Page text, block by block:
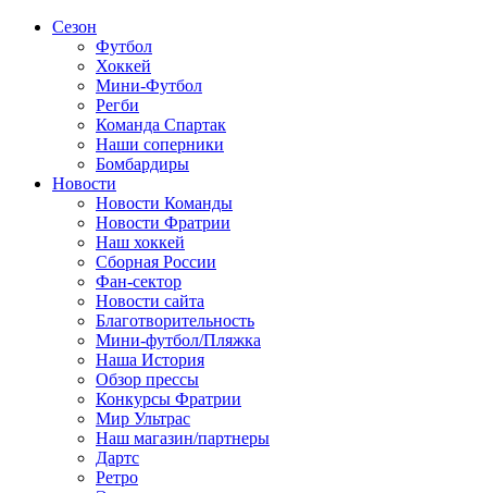
Сезон
Футбол
Хоккей
Мини-Футбол
Регби
Команда Спартак
Наши соперники
Бомбардиры
Новости
Новости Команды
Новости Фратрии
Наш хоккей
Сборная России
Фан-cектор
Новости сайта
Благотворительность
Мини-футбол/Пляжка
Наша История
Обзор прессы
Конкурсы Фратрии
Мир Ультрас
Наш магазин/партнеры
Дартс
Ретро